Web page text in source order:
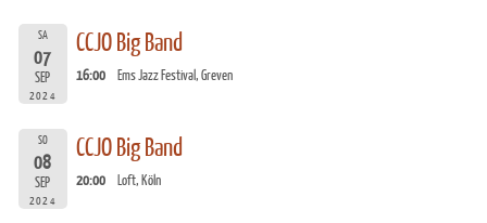
SA
07
SEP
2024
CCJO Big Band
16:00 Ems Jazz Festival, Greven
SO
08
SEP
2024
CCJO Big Band
20:00 Loft, Köln